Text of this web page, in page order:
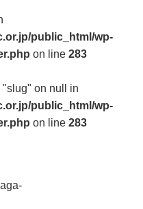
public_html/wp-
on line 283
"slug" on null in
public_html/wp-
on line 283